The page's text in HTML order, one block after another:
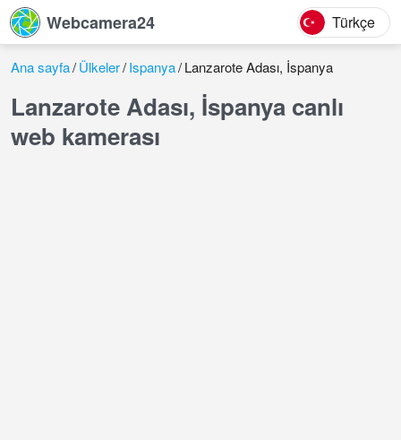
Webcamera24 Türkçe
Ana sayfa Ülkeler Ispanya Lanzarote Adası, İspanya
Lanzarote Adası, İspanya canlı
web kamerası